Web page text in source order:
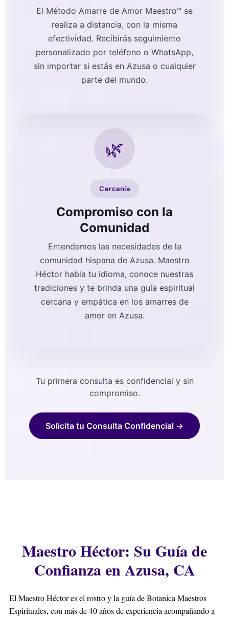
El Método Amarre de Amor Maestro™ se
realiza a distancia, con la misma
efectividad. Recibirás seguimiento
personalizado por teléfono o WhatsApp,
sin importar si estás en Azusa o cualquier
parte del mundo.
🌿
Cercanía
Compromiso con la
Comunidad
Entendemos las necesidades de la
comunidad hispana de Azusa. Maestro
Héctor habla tu idioma, conoce nuestras
tradiciones y te brinda una guía espiritual
cercana y empática en los amarres de
amor en Azusa.
Tu primera consulta es confidencial y sin
compromiso.
Solicita tu Consulta Confidencial →
Maestro Héctor: Su Guía de
Confianza en Azusa, CA
El Maestro Héctor es el rostro y la guía de Botanica Maestros
Espirituales, con más de 40 años de experiencia acompañando a